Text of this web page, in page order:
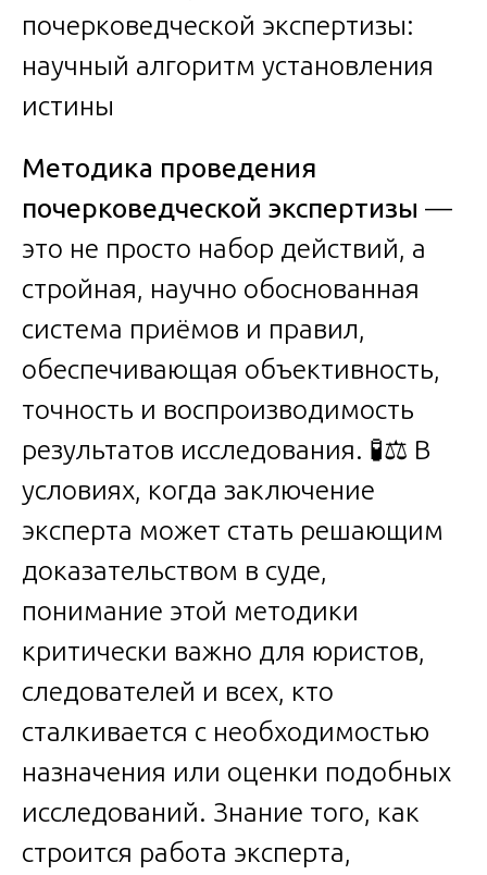
Методика проведения
почерковедческой экспертизы —
это не просто набор действий, а
стройная, научно обоснованная
система приёмов и правил,
обеспечивающая объективность,
точность и воспроизводимость
результатов исследования. 🧪⚖️ В
условиях, когда заключение
эксперта может стать решающим
доказательством в суде,
понимание этой методики
критически важно для юристов,
следователей и всех, кто
сталкивается с необходимостью
назначения или оценки подобных
исследований. Знание того, как
строится работа эксперта,